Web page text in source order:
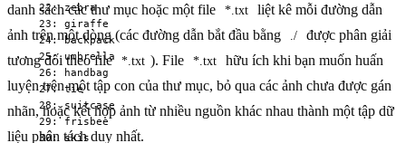
  22: zebra
  23: giraffe
  24: backpack
  25: umbrella
  26: handbag
  27: tie
  28: suitcase
  29: frisbee
  30: skis
danh sách các thư mục hoặc một file
*.txt
liệt kê mỗi đường dẫn
ảnh trên một dòng (các đường dẫn bắt đầu bằng
./
được phân giải
tương đối theo file *.txt ). File *.txt
hữu ích khi bạn muốn huấn
luyện trên một tập con của thư mục, bỏ qua các ảnh chưa được gán
nhãn, hoặc kết hợp ảnh từ nhiều nguồn khác nhau thành một tập dữ
liệu phân tách duy nhất.